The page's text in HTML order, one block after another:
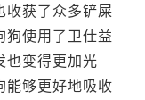
收获了众多铲屎
狗使用了卫仕益
也变得更加光
能够更好地吸收